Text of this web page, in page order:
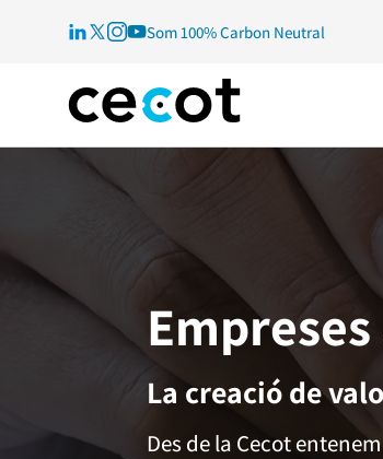
Som 100% Carbon Neutral
La creació de
Des de la Cecot